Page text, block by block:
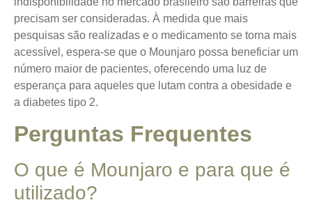
precisam ser consideradas. À medida que mais
pesquisas são realizadas e o medicamento se torna mais
acessível, espera-se que o Mounjaro possa beneficiar um
número maior de pacientes, oferecendo uma luz de
esperança para aqueles que lutam contra a obesidade e
a diabetes tipo 2.
Perguntas Frequentes
O que é Mounjaro e para que é
utilizado?